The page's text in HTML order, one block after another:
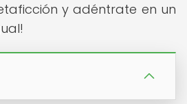
y adéntrate en un